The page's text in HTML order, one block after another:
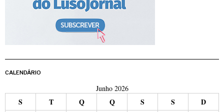
CALENDÁRIO
Junho 2026
S T Q Q S S D